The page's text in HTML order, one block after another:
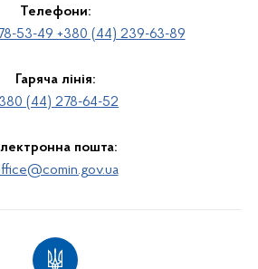
Телефони:
53-49 +380 (44) 239-63-89
Гаряча лінія:
(44) 278-64-52
пошта: